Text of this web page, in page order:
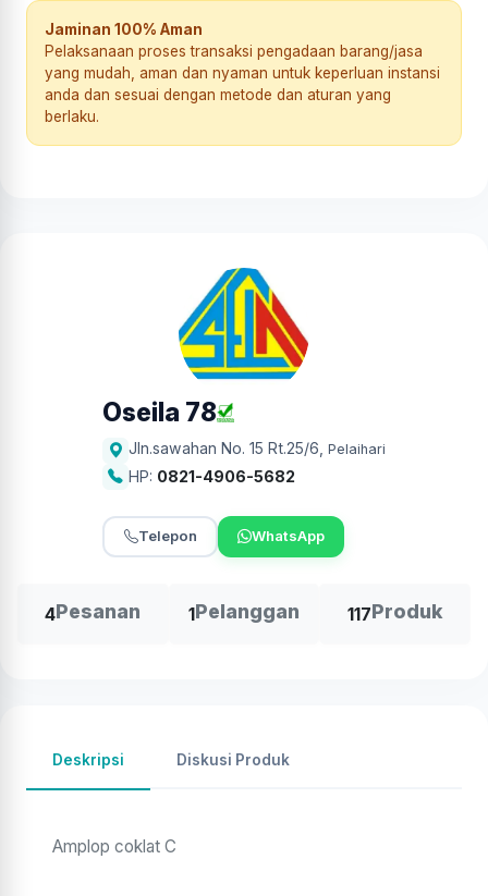
Jaminan 100% Aman
Pelaksanaan proses transaksi pengadaan barang/jasa
yang mudah, aman dan nyaman untuk keperluan instansi
anda dan sesuai dengan metode dan aturan yang
berlaku.
Oseila 78
Jln.sawahan No. 15 Rt.25/6 Pelaihari
HP: 0821-4906-5682
Telepon WhatsApp
4Pesanan 1Pelanggan 117Produk
Deskripsi Diskusi Produk
Amplop coklat C